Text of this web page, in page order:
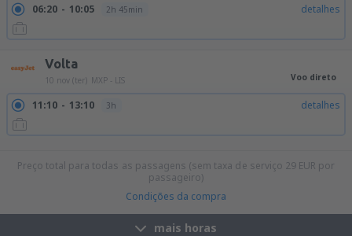
06:20 10:05 2h 45min detalhes
Volta
10 nov (ter) MXP - LIS Voo direto
11:10 13:10 3h detalhes
Preço total para todas as passagens (sem taxa de serviço 29 EUR por
passageiro)
Condições da compra
mais horas